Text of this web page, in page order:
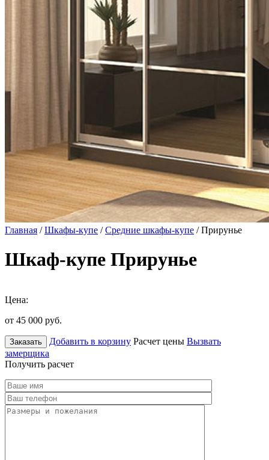
Главная /Шкафы-купе /Средние шкафы-купе / Прирунье
Шкаф-купе Прирунье
Цена:
от 45 000 руб.
Заказать Добавить в корзину Расчет цены Вызвать
замерщика
Получить расчет